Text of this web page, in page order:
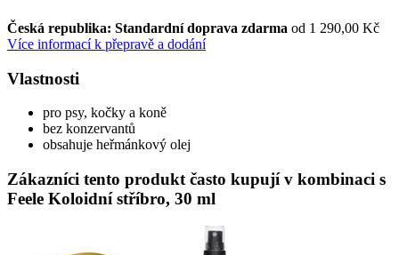
Česká republika: Standardní doprava zdarma od 1 290,00 Kč
Více informací k přepravě a dodání
Vlastnosti
pro psy, kočky a koně
bez konzervantů
obsahuje heřmánkový olej
Zákazníci tento produkt často kupují v kombinaci s
Feele Koloidní stříbro, 30 ml